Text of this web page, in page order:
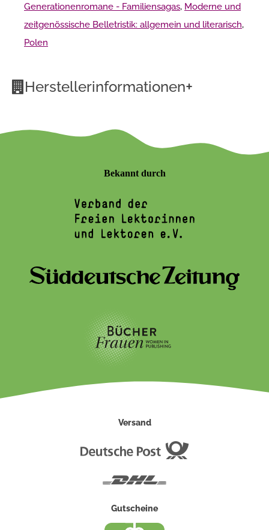
Generationenromane - Familiensagas, Moderne und
zeitgenössische Belletristik: allgemein und literarisch,
Polen
Herstellerinformationen+
Bekannt durch
Versand
Gutscheine